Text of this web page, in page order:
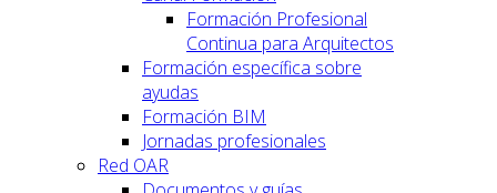
Formación Profesional
Continua para Arquitectos
Formación específica sobre
ayudas
Formación BIM
Jornadas profesionales
Red OAR